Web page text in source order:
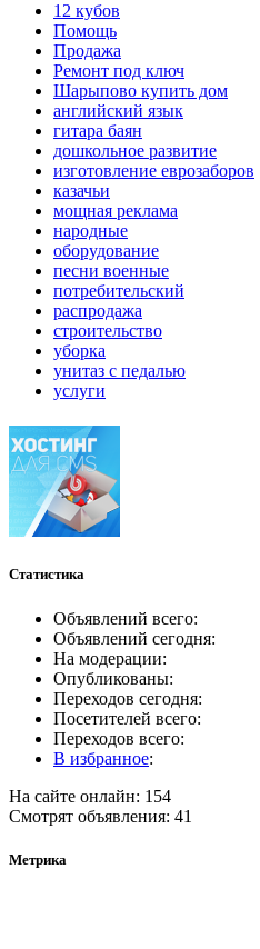
12 кубов
Помощь
Продажа
Ремонт под ключ
Шарыпово купить дом
английский язык
гитара баян
дошкольное развитие
изготовление еврозаборов
казачьи
мощная реклама
народные
оборудование
песни военные
потребительский
распродажа
строительство
уборка
унитаз с педалью
услуги
Статистика
Объявлений всего:
Объявлений сегодня:
На модерации:
Опубликованы:
Переходов сегодня:
Посетителей всего:
Переходов всего:
В избранное:
На сайте онлайн: 154
Смотрят объявления: 41
Метрика